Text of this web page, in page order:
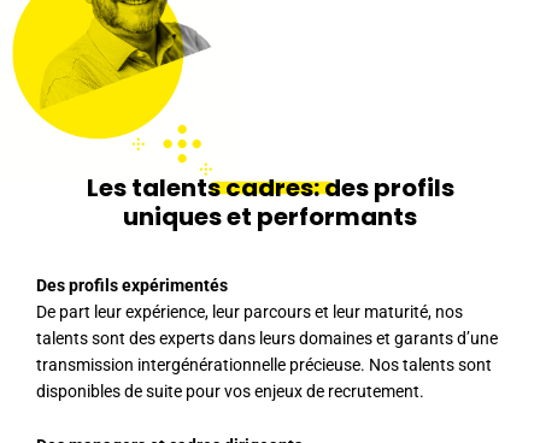
Les talentscadres:des profils
uniques et performants
Des profils expérimentés
De part leur expérience, leur parcours et leur maturité, nos
talents sont des experts dans leurs domaines et garants d’une
transmission intergénérationnelle précieuse. Nos talents sont
disponibles de suite pour vos enjeux de recrutement.